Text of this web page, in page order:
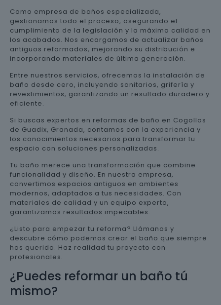
Como empresa de baños especializada,
gestionamos todo el proceso, asegurando el
cumplimiento de la legislación y la máxima calidad en
los acabados. Nos encargamos de actualizar baños
antiguos reformados, mejorando su distribución e
incorporando materiales de última generación.
Entre nuestros servicios, ofrecemos la instalación de
baño desde cero, incluyendo sanitarios, grifería y
revestimientos, garantizando un resultado duradero y
eficiente.
Si buscas expertos en reformas de baño en Cogollos
de Guadix, Granada, contamos con la experiencia y
los conocimientos necesarios para transformar tu
espacio con soluciones personalizadas.
Tu baño merece una transformación que combine
funcionalidad y diseño. En nuestra empresa,
convertimos espacios antiguos en ambientes
modernos, adaptados a tus necesidades. Con
materiales de calidad y un equipo experto,
garantizamos resultados impecables.
¿Listo para empezar tu reforma? Llámanos y
descubre cómo podemos crear el baño que siempre
has querido. Haz realidad tu proyecto con
profesionales.
¿Puedes reformar un baño tú
mismo?